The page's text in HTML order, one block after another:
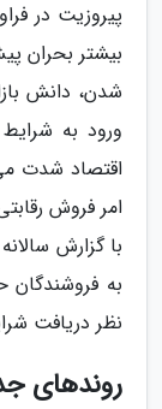
پیروزیت در
بیشتر بحران
شدن، دانش
ورود به
اقتصاد شدت
امر فروش
به فروشندگان
نظر دریافت
روندهای